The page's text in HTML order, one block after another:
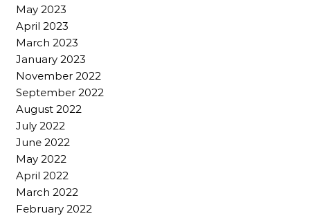
May 2023
April 2023
March 2023
January 2023
November 2022
September 2022
August 2022
July 2022
June 2022
May 2022
April 2022
March 2022
February 2022